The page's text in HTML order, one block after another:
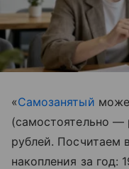
«Самозанятый
(самостоятельно —
рублей. Посчитаем
накопления за год: